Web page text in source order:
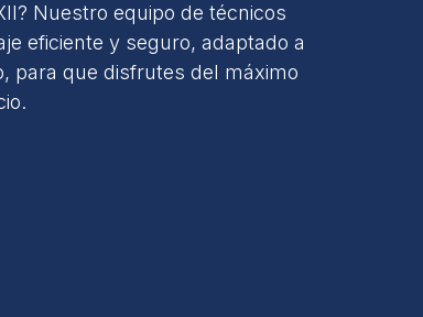
Nuestro equipo de técnicos
eficiente y seguro, adaptado a
para que disfrutes del máximo